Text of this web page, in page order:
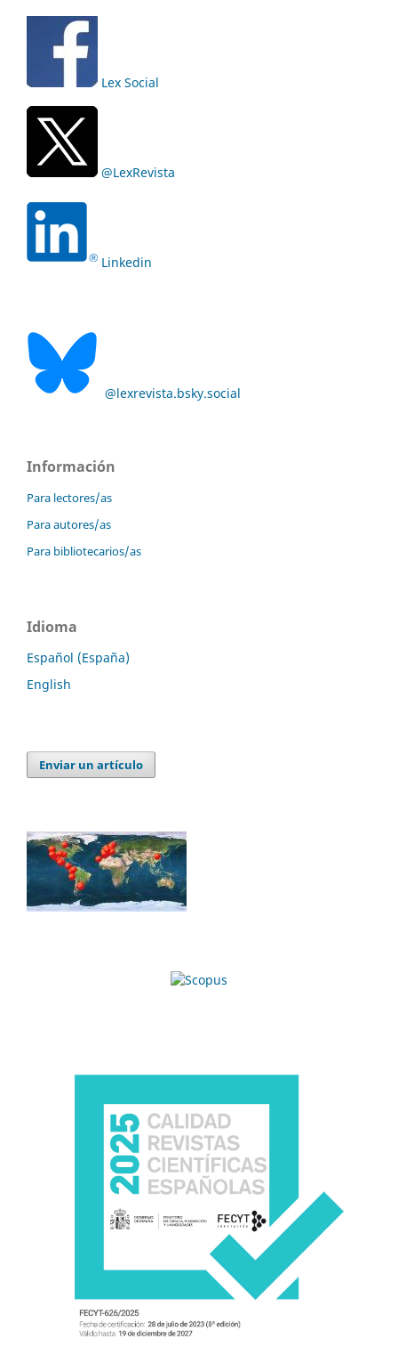
Lex Social
@LexRevista
Linkedin
@lexrevista.bsky.social
Información
Para lectores/as
Para autores/as
Para bibliotecarios/as
Idioma
Español (España)
English
Enviar un artículo